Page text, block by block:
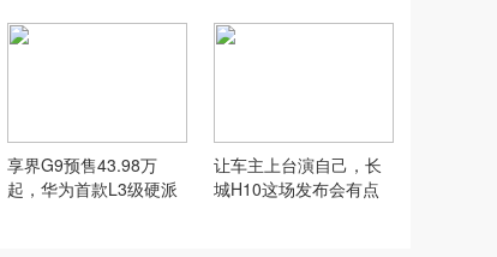
享界G9预售43.98万
起，华为首款L3级硬派
让车主上台演自己，长
城H10这场发布会有点